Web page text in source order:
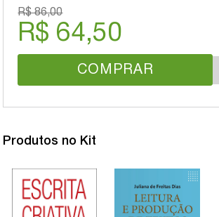
R$ 86,00
R$ 64,50
COMPRAR
Produtos no Kit